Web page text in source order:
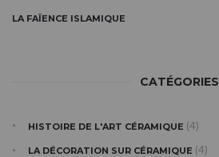
LA FAÏENCE ISLAMIQUE
CATÉGORIES
HISTOIRE DE L'ART CÉRAMIQUE (4)
LA DÉCORATION SUR CÉRAMIQUE (4)